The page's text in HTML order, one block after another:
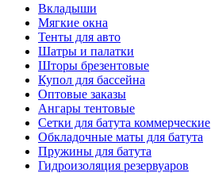
Вкладыши
Мягкие окна
Тенты для авто
Шатры и палатки
Шторы брезентовые
Купол для бассейна
Оптовые заказы
Ангары тентовые
Сетки для батута коммерческие
Обкладочные маты для батута
Пружины для батута
Гидроизоляция резервуаров